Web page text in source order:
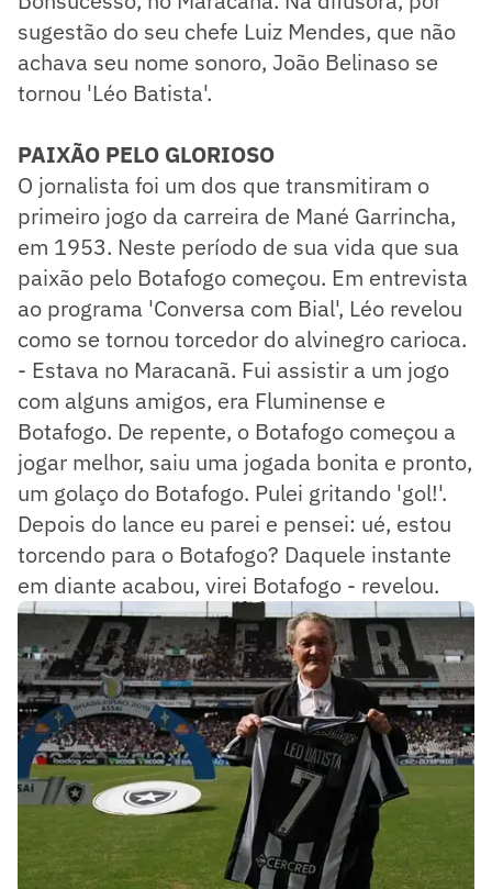
sugestão do seu chefe Luiz Mendes, que não
achava seu nome sonoro, João Belinaso se
tornou 'Léo Batista'.
PAIXÃO PELO GLORIOSO
O jornalista foi um dos que transmitiram o
primeiro jogo da carreira de Mané Garrincha,
em 1953. Neste período de sua vida que sua
paixão pelo Botafogo começou. Em entrevista
ao programa 'Conversa com Bial', Léo revelou
como se tornou torcedor do alvinegro carioca.
- Estava no Maracanã. Fui assistir a um jogo
com alguns amigos, era Fluminense e
Botafogo. De repente, o Botafogo começou a
jogar melhor, saiu uma jogada bonita e pronto,
um golaço do Botafogo. Pulei gritando 'gol!'.
Depois do lance eu parei e pensei: ué, estou
torcendo para o Botafogo? Daquele instante
em diante acabou, virei Botafogo - revelou.